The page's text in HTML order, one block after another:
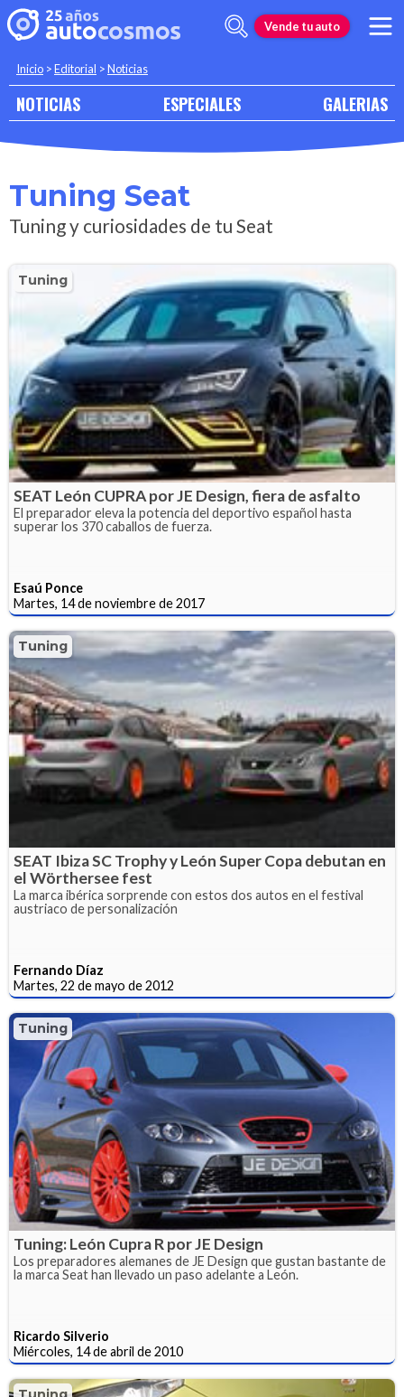
Vende tu auto
Inicio >Editorial >Noticias
NOTICIAS ESPECIALES GALERIAS
Tuning Seat
Tuning y curiosidades de tu Seat
Tuning
SEAT León CUPRA por JE Design, fiera de asfalto
El preparador eleva la potencia del deportivo español hasta
superar los 370 caballos de fuerza.
Esaú Ponce
Martes, 14 de noviembre de 2017
Tuning
SEAT Ibiza SC Trophy y León Super Copa debutan en
el Wörthersee fest
La marca ibérica sorprende con estos dos autos en el festival
austriaco de personalización
Fernando Díaz
Martes, 22 de mayo de 2012
Tuning
Tuning: León Cupra R por JE Design
Los preparadores alemanes de JE Design que gustan bastante de
la marca Seat han llevado un paso adelante a León.
Ricardo Silverio
Miércoles, 14 de abril de 2010